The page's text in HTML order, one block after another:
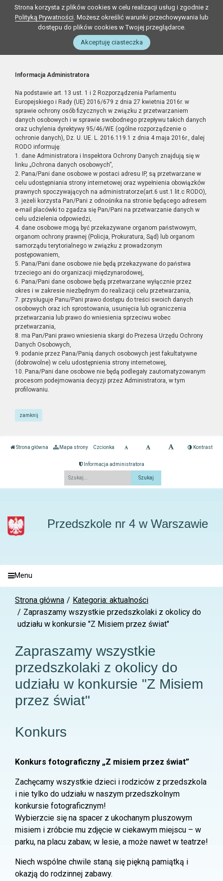
Strona korzysta z plików cookies w celu realizacji usług i zgodnie z
Polityką Prywatności. Możesz określić warunki przechowywania lub
dostępu do plików cookies w Twojej przeglądarce.
Akceptuję ciasteczka
Informacja Administratora
Na podstawie art. 13 ust. 1 i 2 Rozporządzenia Parlamentu
Europejskiego i Rady (UE) 2016/679 z dnia 27 kwietnia 2016r. w
sprawie ochrony osób fizycznych w związku z przetwarzaniem
danych osobowych i w sprawie swobodnego przepływu takich danych
oraz uchylenia dyrektywy 95/46/WE (ogólne rozporządzenie o
ochronie danych), Dz. U. UE. L. 2016.119.1 z dnia 4 maja 2016r., dalej
RODO informuję:
1. dane Administratora i Inspektora Ochrony Danych znajdują się w
linku „Ochrona danych osobowych”,
2. Pana/Pani dane osobowe w postaci adresu IP, są przetwarzane w
celu udostępniania strony internetowej oraz wypełnienia obowiązków
prawnych spoczywających na administratorze(art.6 ust.1 lit.c RODO),
3. jeżeli korzysta Pan/Pani z odnośnika na stronie będącego adresem
e-mail placówki to zgadza się Pan/Pani na przetwarzanie danych w
celu udzielenia odpowiedzi,
4. dane osobowe mogą być przekazywane organom państwowym,
organom ochrony prawnej (Policja, Prokuratura, Sąd) lub organom
samorządu terytorialnego w związku z prowadzonym
postępowaniem,
5. Pana/Pani dane osobowe nie będą przekazywane do państwa
trzeciego ani do organizacji międzynarodowej,
6. Pana/Pani dane osobowe będą przetwarzane wyłącznie przez
okres i w zakresie niezbędnym do realizacji celu przetwarzania,
7. przysługuje Panu/Pani prawo dostępu do treści swoich danych
osobowych oraz ich sprostowania, usunięcia lub ograniczenia
przetwarzania lub prawo do wniesienia sprzeciwu wobec
przetwarzania,
8. ma Pan/Pani prawo wniesienia skargi do Prezesa Urzędu Ochrony
Danych Osobowych,
9. podanie przez Pana/Panią danych osobowych jest fakultatywne
(dobrowolne) w celu udostępnienia strony internetowej,
10. Pana/Pani dane osobowe nie będą podlegały zautomatyzowanym
procesom podejmowania decyzji przez Administratora, w tym
profilowaniu.
zamknij
Strona główna Mapa strony Czcionka Kontrast
Informacja administratora
Przedszkole nr 4 w Warszawie
Menu
Strona główna
Kategoria: aktualności
Zapraszamy wszystkie przedszkolaki z okolicy do
udziału w konkursie "Z Misiem przez świat"
Zapraszamy wszystkie
przedszkolaki z okolicy do
udziału w konkursie "Z Misiem
przez świat"
Konkurs
Konkurs fotograficzny „Z misiem przez świat”
Zachęcamy wszystkie dzieci i rodziców z przedszkola
i nie tylko do udziału w naszym przedszkolnym
konkursie fotograficznym!
Wybierzcie się na spacer z ukochanym pluszowym
misiem i zróbcie mu zdjęcie w ciekawym miejscu – w
parku, na placu zabaw, w lesie, a może nawet w teatrze!
Niech wspólne chwile staną się piękną pamiątką i
okazją do rodzinnej zabawy.